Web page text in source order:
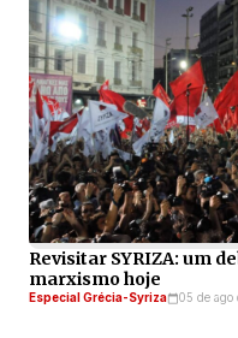
Revisitar SYRIZA: um
marxismo hoje
Especial Grécia-Syriza 05 de ago